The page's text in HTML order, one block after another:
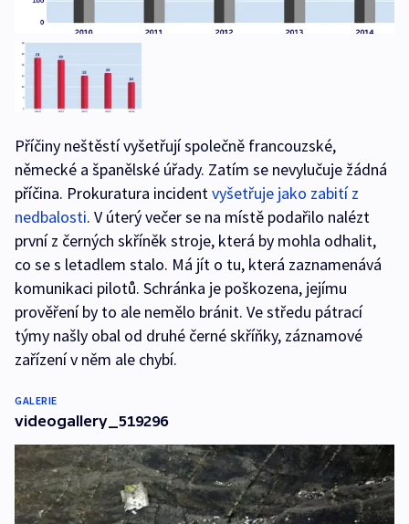
Příčiny neštěstí vyšetřují společně francouzské,
německé a španělské úřady. Zatím se nevylučuje žádná
příčina. Prokuratura incident vyšetřuje jako zabití z
nedbalosti. V úterý večer se na místě podařilo nalézt
první z černých skříněk stroje, která by mohla odhalit,
co se s letadlem stalo. Má jít o tu, která zaznamenává
komunikaci pilotů. Schránka je poškozena, jejímu
prověření by to ale nemělo bránit. Ve středu pátrací
týmy našly obal od druhé černé skříňky, záznamové
zařízení v něm ale chybí.
GALERIE
videogallery_519296